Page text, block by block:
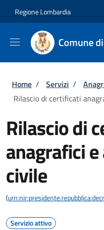
Regione Lombardia
Comune
Briciole di
Home / Servizi /
Rilascio di certificati
Rilascio di
anagrafici
civile
(
Servizio attivo